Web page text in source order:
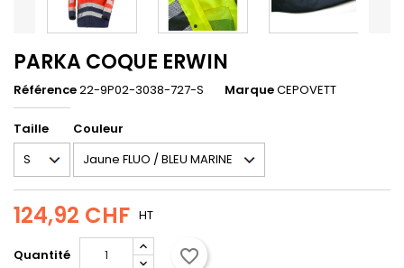
PARKA COQUE ERWIN
Référence22-9P02-3038-727-S MarqueCEPOVETT
Taille Couleur
124,92 CHF HT
Quantité favorite_border